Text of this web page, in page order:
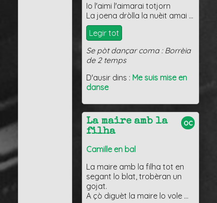
Io l'aimi l'aimarai totjorn
La joena dròlla la nuèit amai …
Legir tot
Se pòt dançar coma : Borrèia
de 2 temps
D'ausir dins : Me suis mise en
danse
oc
La maire amb la
filha
Camille en bal
La maire amb la filha tot en
segant lo blat, trobèran un
gojat.
A çò diguèt la maire lo vole …